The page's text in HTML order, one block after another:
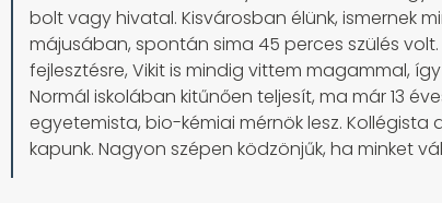
bolt vagy hivatal. Kisvárosban élünk, ismernek
májusában, spontán sima 45 perces szülés
fejlesztésre, Vikit is mindig vittem magammal,
Normál iskolában kitűnően teljesít, ma már 13
egyetemista, bio-kémiai mérnök lesz.
kapunk. Nagyon szépen ködzönjűk, ha minket